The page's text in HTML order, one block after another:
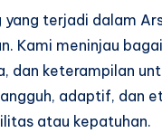
terjadi dalam
Kami meninjau
dan keterampilan
adaptif, dan
atau kepatuhan.